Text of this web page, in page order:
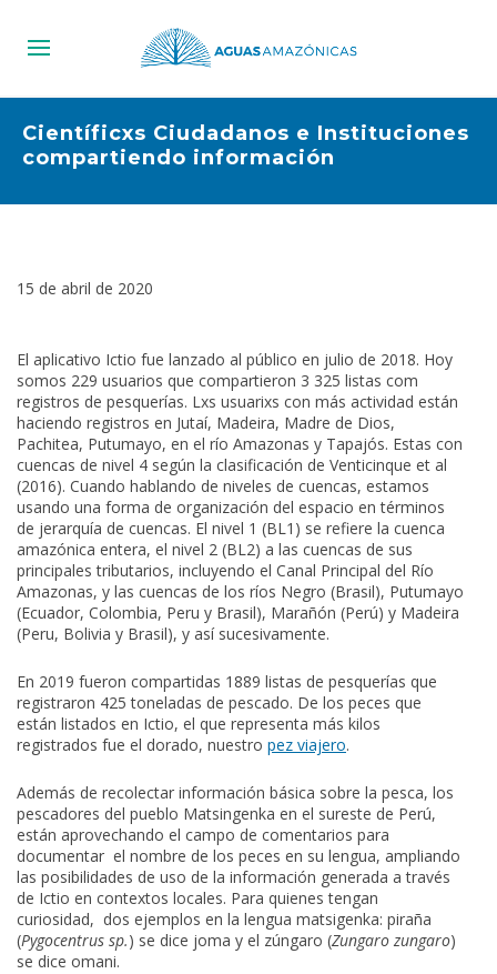
Científicxs Ciudadanos e Instituciones
compartiendo información
15 de abril de 2020
El aplicativo Ictio fue lanzado al público en julio de 2018. Hoy
somos 229 usuarios que compartieron 3 325 listas com
registros de pesquerías. Lxs usuarixs con más actividad están
haciendo registros en Jutaí, Madeira, Madre de Dios,
Pachitea, Putumayo, en el río Amazonas y Tapajós. Estas con
cuencas de nivel 4 según la clasificación de Venticinque et al
(2016). Cuando hablando de niveles de cuencas, estamos
usando una forma de organización del espacio en términos
de jerarquía de cuencas. El nivel 1 (BL1) se refiere la cuenca
amazónica entera, el nivel 2 (BL2) a las cuencas de sus
principales tributarios, incluyendo el Canal Principal del Río
Amazonas, y las cuencas de los ríos Negro (Brasil), Putumayo
(Ecuador, Colombia, Peru y Brasil), Marañón (Perú) y Madeira
(Peru, Bolivia y Brasil), y así sucesivamente.
En 2019 fueron compartidas 1889 listas de pesquerías que
registraron 425 toneladas de pescado. De los peces que
están listados en Ictio, el que representa más kilos
registrados fue el dorado, nuestro pez viajero.
Además de recolectar información básica sobre la pesca, los
pescadores del pueblo Matsingenka en el sureste de Perú,
están aprovechando el campo de comentarios para
documentar el nombre de los peces en su lengua, ampliando
las posibilidades de uso de la información generada a través
de Ictio en contextos locales. Para quienes tengan
curiosidad, dos ejemplos en la lengua matsigenka: piraña
(Pygocentrus sp.) se dice joma y el zúngaro (Zungaro zungaro)
se dice omani.